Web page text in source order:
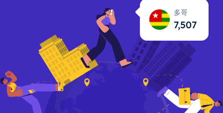
多哥
7,508